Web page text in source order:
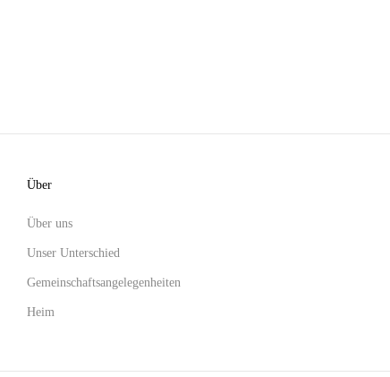
Über
Über uns
Unser Unterschied
Gemeinschaftsangelegenheiten
Heim